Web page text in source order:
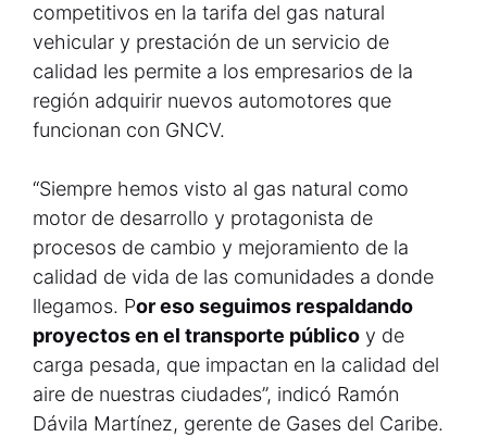
competitivos en la tarifa del gas natural
vehicular y prestación de un servicio de
calidad les permite a los empresarios de la
región adquirir nuevos automotores que
funcionan con GNCV.
“Siempre hemos visto al gas natural como
motor de desarrollo y protagonista de
procesos de cambio y mejoramiento de la
calidad de vida de las comunidades a donde
llegamos. Por eso seguimos respaldando
proyectos en el transporte público y de
carga pesada, que impactan en la calidad del
aire de nuestras ciudades”, indicó Ramón
Dávila Martínez, gerente de Gases del Caribe.